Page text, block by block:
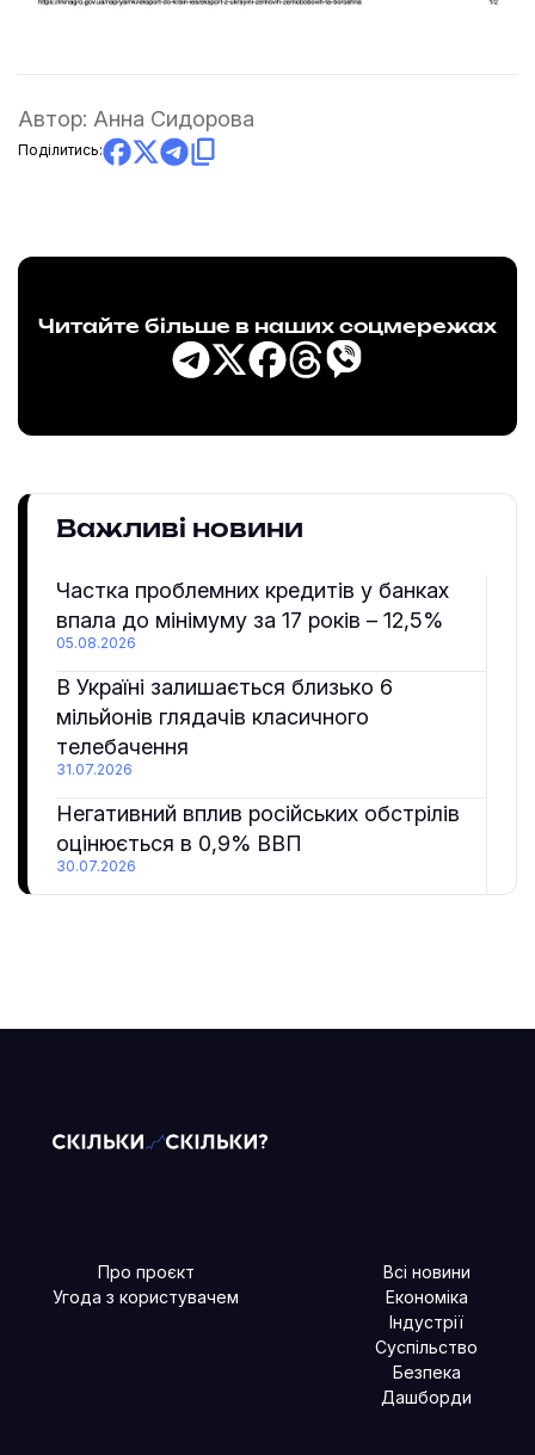
Автор: Анна Сидорова
Поділитись:
Читайте більше в наших соцмережах
Важливі новини
Частка проблемних кредитів у банках
впала до мінімуму за 17 років – 12,5%
05.08.2026
В Україні залишається близько 6
мільйонів глядачів класичного
телебачення
31.07.2026
Негативний вплив російських обстрілів
оцінюється в 0,9% ВВП
30.07.2026
Про проєкт
Угода з користувачем
Всі новини
Економіка
Індустрії
Суспільство
Безпека
Дашборди